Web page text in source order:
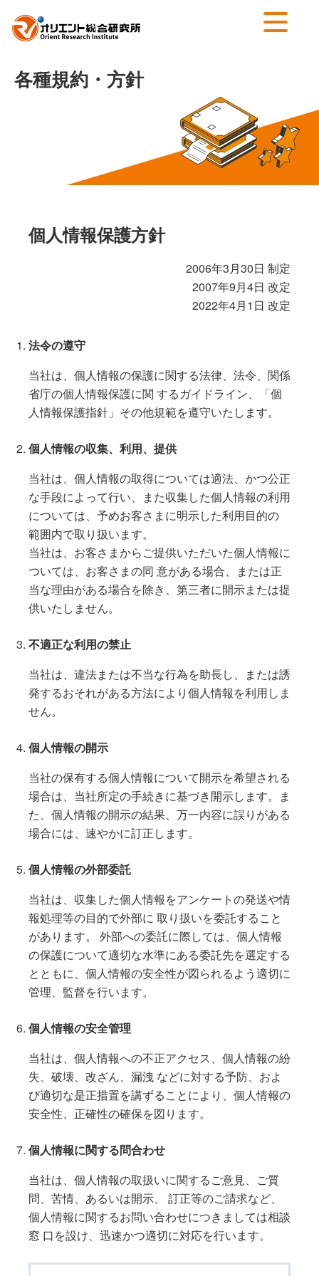
各種規約・方針
個人情報保護方針
2006年3月30日 制定
2007年9月4日 改定
2022年4月1日 改定
法令の遵守
当社は、個人情報の保護に関する法律、法令、関係
省庁の個人情報保護に関 するガイドライン、「個
人情報保護指針」その他規範を遵守いたします。
個人情報の収集、利用、提供
当社は、個人情報の取得については適法、かつ公正
な手段によって行い、また収集した個人情報の利用
については、予めお客さまに明示した利用目的の
範囲内で取り扱います。
当社は、お客さまからご提供いただいた個人情報に
ついては、お客さまの同 意がある場合、または正
当な理由がある場合を除き、第三者に開示または提
供いたしません。
不適正な利用の禁止
当社は、違法または不当な行為を助長し、または誘
発するおそれがある方法により個人情報を利用しま
せん。
個人情報の開示
当社の保有する個人情報について開示を希望される
場合は、当社所定の手続きに基づき開示します。ま
た、個人情報の開示の結果、万一内容に誤りがある
場合には、速やかに訂正します。
個人情報の外部委託
当社は、収集した個人情報をアンケートの発送や情
報処理等の目的で外部に 取り扱いを委託すること
があります。 外部への委託に際しては、個人情報
の保護について適切な水準にある委託先を選定する
とともに、個人情報の安全性が図られるよう適切に
管理、監督を行います。
個人情報の安全管理
当社は、個人情報への不正アクセス、個人情報の紛
失、破壊、改ざん、漏洩 などに対する予防、およ
び適切な是正措置を講ずることにより、個人情報の
安全性、正確性の確保を図ります。
個人情報に関する問合わせ
当社は、個人情報の取扱いに関するご意見、ご質
問、苦情、あるいは開示、 訂正等のご請求など、
個人情報に関するお問い合わせにつきましては相談
窓 口を設け、迅速かつ適切に対応を行います。